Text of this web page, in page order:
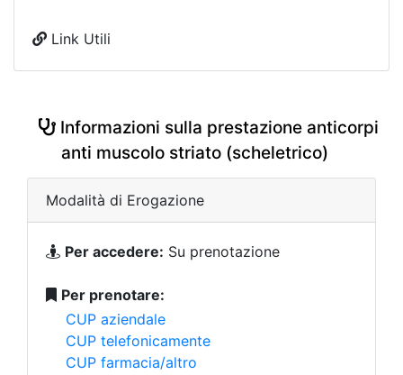
Link Utili
Informazioni sulla prestazione anticorpi
anti muscolo striato (scheletrico)
Modalità di Erogazione
Per accedere: Su prenotazione
Per prenotare:
CUP aziendale
CUP telefonicamente
CUP farmacia/altro